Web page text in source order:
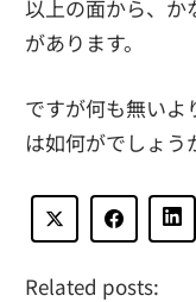
以上の面から、か
があります。
ですが何も無いよ
は如何がでしょう
Related posts: